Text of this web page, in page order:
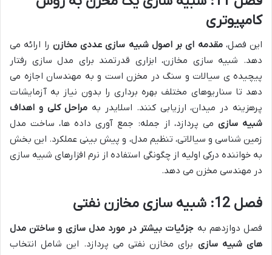
کامپیوتری
این فصل،مقدمه ای بر اصول شبیه سازی عددی مخازن را ارائه می
دهد. شبیه سازی مخازن، ابزاری قدرتمند برای مدل سازی رفتار
پیچیده ی سیالات و سنگ در مخزن است و به مهندسان اجازه می
دهد تا سناریوهای مختلف بهره برداری را بدون نیاز به آزمایشات
پرهزینه در میدان، ارزیابی کنند. اسلایدر به مراحل کلی و اهداف
شبیه سازی می پردازد، از جمله: جمع آوری داده ها، ساخت مدل
زمین شناسی و سیالاتی، تنظیم مدل، و پیش بینی عملکرد. این بخش
به خواننده درکی اولیه از چگونگی استفاده از نرم افزارهای شبیه سازی
در مهندسی مخزن می دهد.
فصل 12: شبیه سازی مخازن نفتی
فصل دوازدهم به جزئیات بیشتر در مورد مدل سازی و ساختن مدل
های شبیه سازی برای مخازن نفتی می پردازد. این شامل انتخاب